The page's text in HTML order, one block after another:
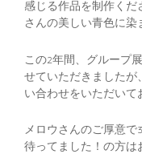
感じる作品を制作くだ
さんの美しい青色に染
この2年間、グループ
せていただきましたが
い合わせをいただいて
メロウさんのご厚意で
待ってました！の方は
ー
シ
ョ